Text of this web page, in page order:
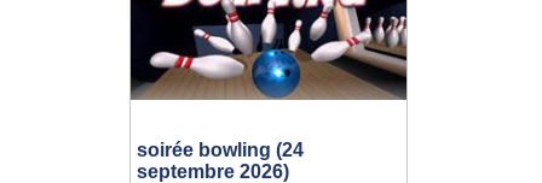
soirée bowling (24
septembre 2026)